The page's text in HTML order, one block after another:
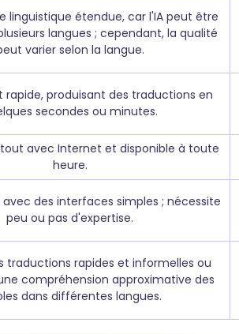
linguistique étendue, car l'IA peut être
langues ; cependant, la qualité
varier selon la langue.
rapide, produisant des traductions en
secondes ou minutes.
avec Internet et disponible à toute
heure.
avec des interfaces simples ; nécessite
peu ou pas d'expertise.
traductions rapides et informelles ou
compréhension approximative des
dans différentes langues.